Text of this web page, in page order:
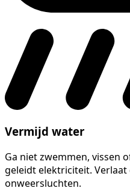
Vermijd water
Ga niet zwemmen, vissen
geleidt elektriciteit.
onweersluchten.